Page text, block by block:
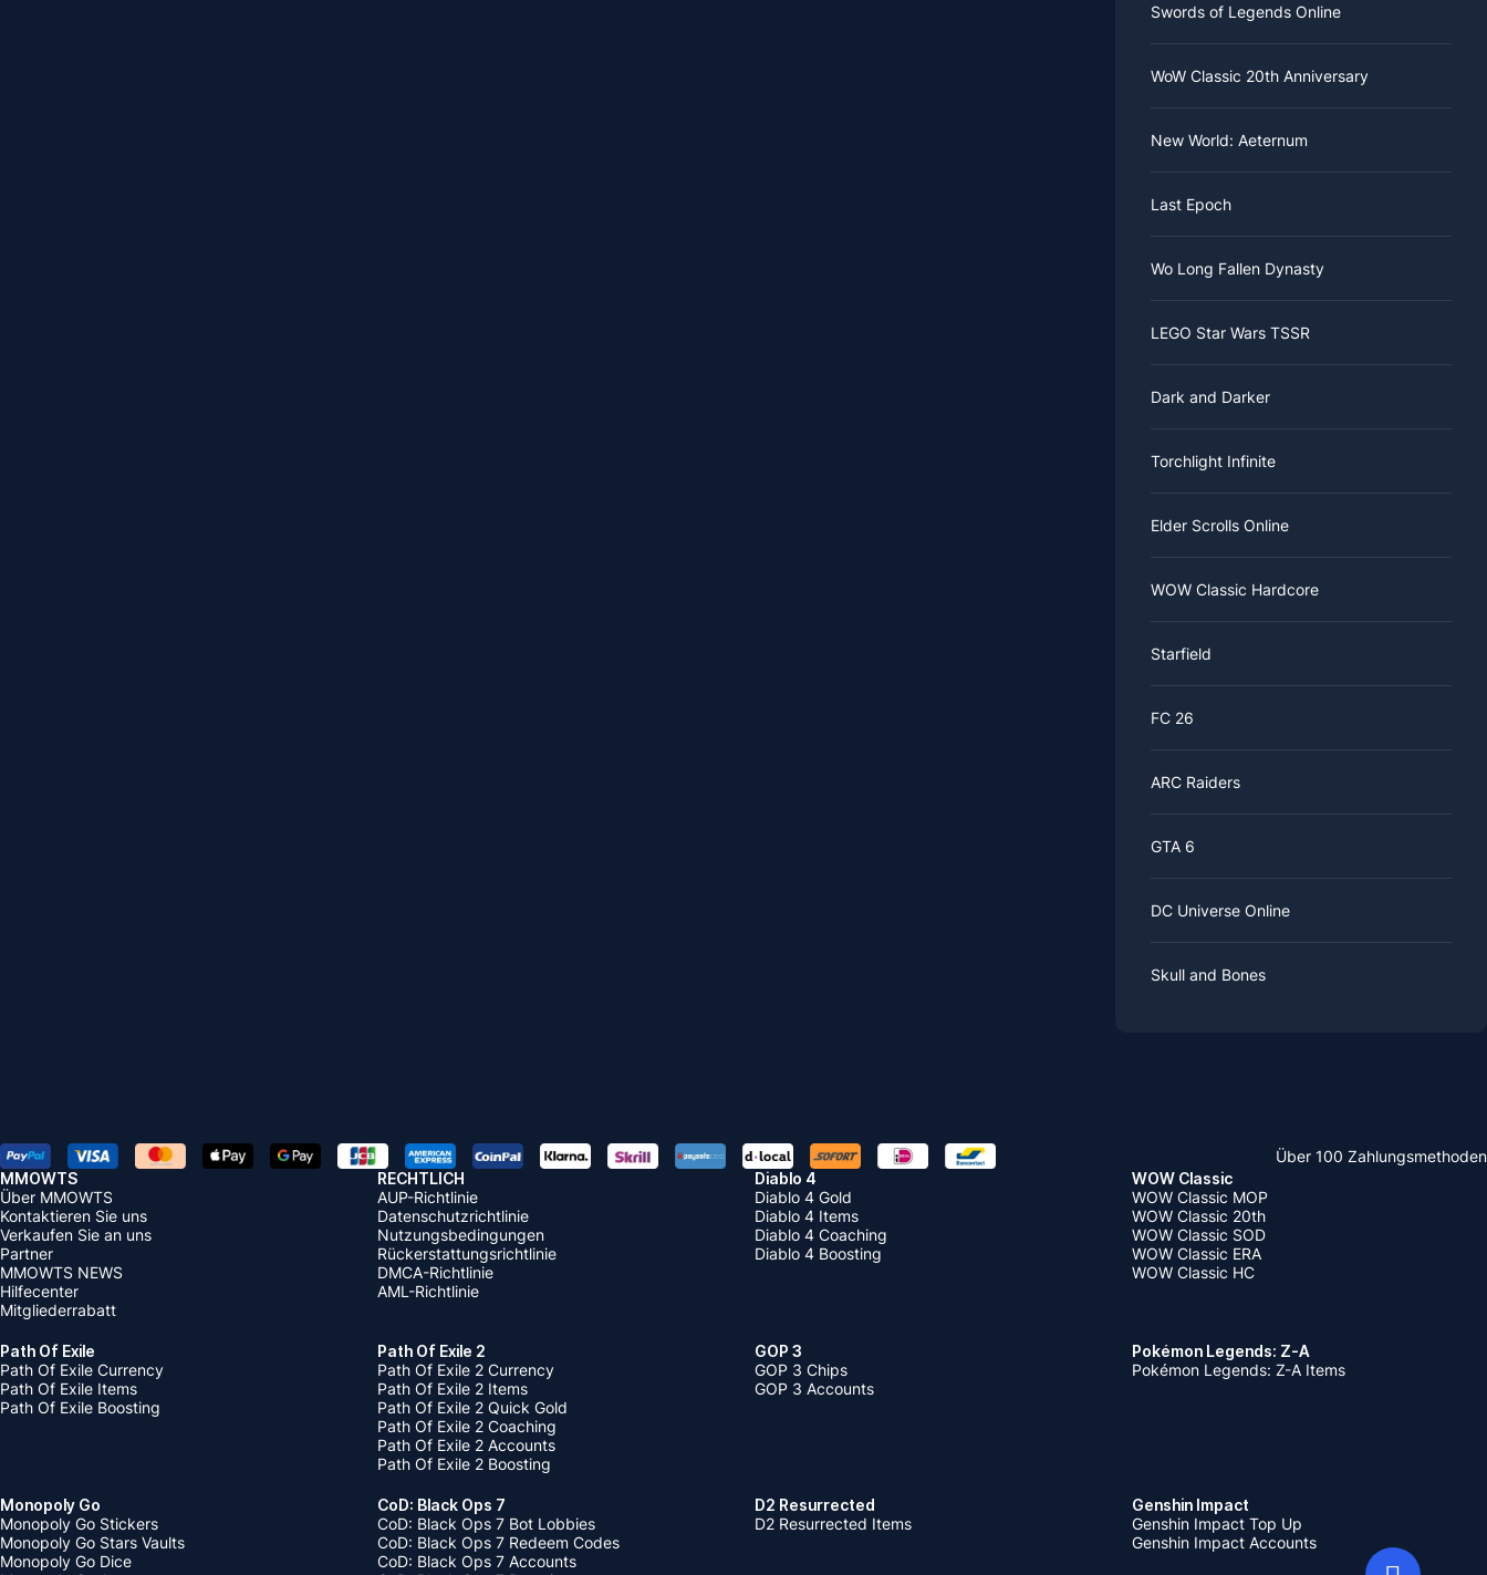
Swords of Legends Online
WoW Classic 20th Anniversary
New World: Aeternum
Last Epoch
Wo Long Fallen Dynasty
LEGO Star Wars TSSR
Dark and Darker
Torchlight Infinite
Elder Scrolls Online
WOW Classic Hardcore
Starfield
FC 26
ARC Raiders
GTA 6
DC Universe Online
Skull and Bones
Über 100 Zahlungsmethoden
MMOWTS
Über MMOWTS
Kontaktieren Sie uns
Verkaufen Sie an uns
Partner
MMOWTS NEWS
Hilfecenter
Mitgliederrabatt
RECHTLICH
AUP-Richtlinie
Datenschutzrichtlinie
Nutzungsbedingungen
Rückerstattungsrichtlinie
DMCA-Richtlinie
AML-Richtlinie
Diablo 4
Diablo 4 Gold
Diablo 4 Items
Diablo 4 Coaching
Diablo 4 Boosting
WOW Classic
WOW Classic MOP
WOW Classic 20th
WOW Classic SOD
WOW Classic ERA
WOW Classic HC
Path Of Exile
Path Of Exile Currency
Path Of Exile Items
Path Of Exile Boosting
Path Of Exile 2
Path Of Exile 2 Currency
Path Of Exile 2 Items
Path Of Exile 2 Quick Gold
Path Of Exile 2 Coaching
Path Of Exile 2 Accounts
Path Of Exile 2 Boosting
GOP 3
GOP 3 Chips
GOP 3 Accounts
Pokémon Legends: Z-A
Pokémon Legends: Z-A Items
Monopoly Go
Monopoly Go Stickers
Monopoly Go Stars Vaults
Monopoly Go Dice
CoD: Black Ops 7
CoD: Black Ops 7 Bot Lobbies
CoD: Black Ops 7 Redeem Codes
CoD: Black Ops 7 Accounts
D2 Resurrected
D2 Resurrected Items
Genshin Impact
Genshin Impact Top Up
Genshin Impact Accounts